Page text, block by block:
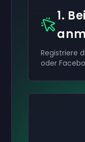
1.
Registriere
oder